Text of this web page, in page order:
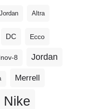
Altra
DC Ecco
8 Jordan
Merrell
Nike